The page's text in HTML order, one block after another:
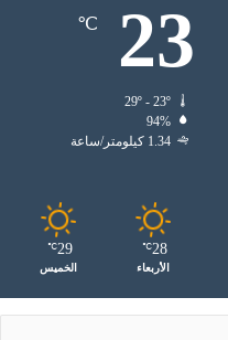
23
℃
94%
1.34 كيلومتر/ساعة
28
℃
الأربعاء
29
℃
الخميس